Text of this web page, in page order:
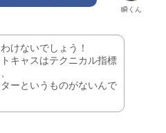
瞬くん
けないでしょう！
キャスはテクニカル指標
ーというものがないんで